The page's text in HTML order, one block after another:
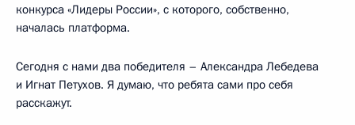
конкурса «Лидеры России», с которого, собственно,
началась платформа.
Сегодня с нами два победителя – Александра Лебедева
и Игнат Петухов. Я думаю, что ребята сами про себя
расскажут.